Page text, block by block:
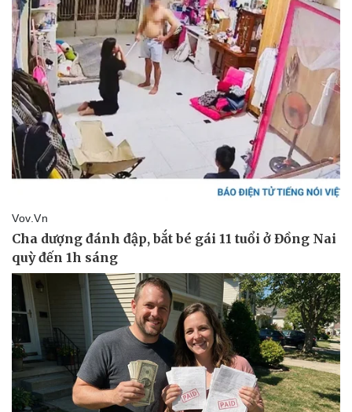
Kinh tế
Bất động sản
Thị trường
Giá vàng